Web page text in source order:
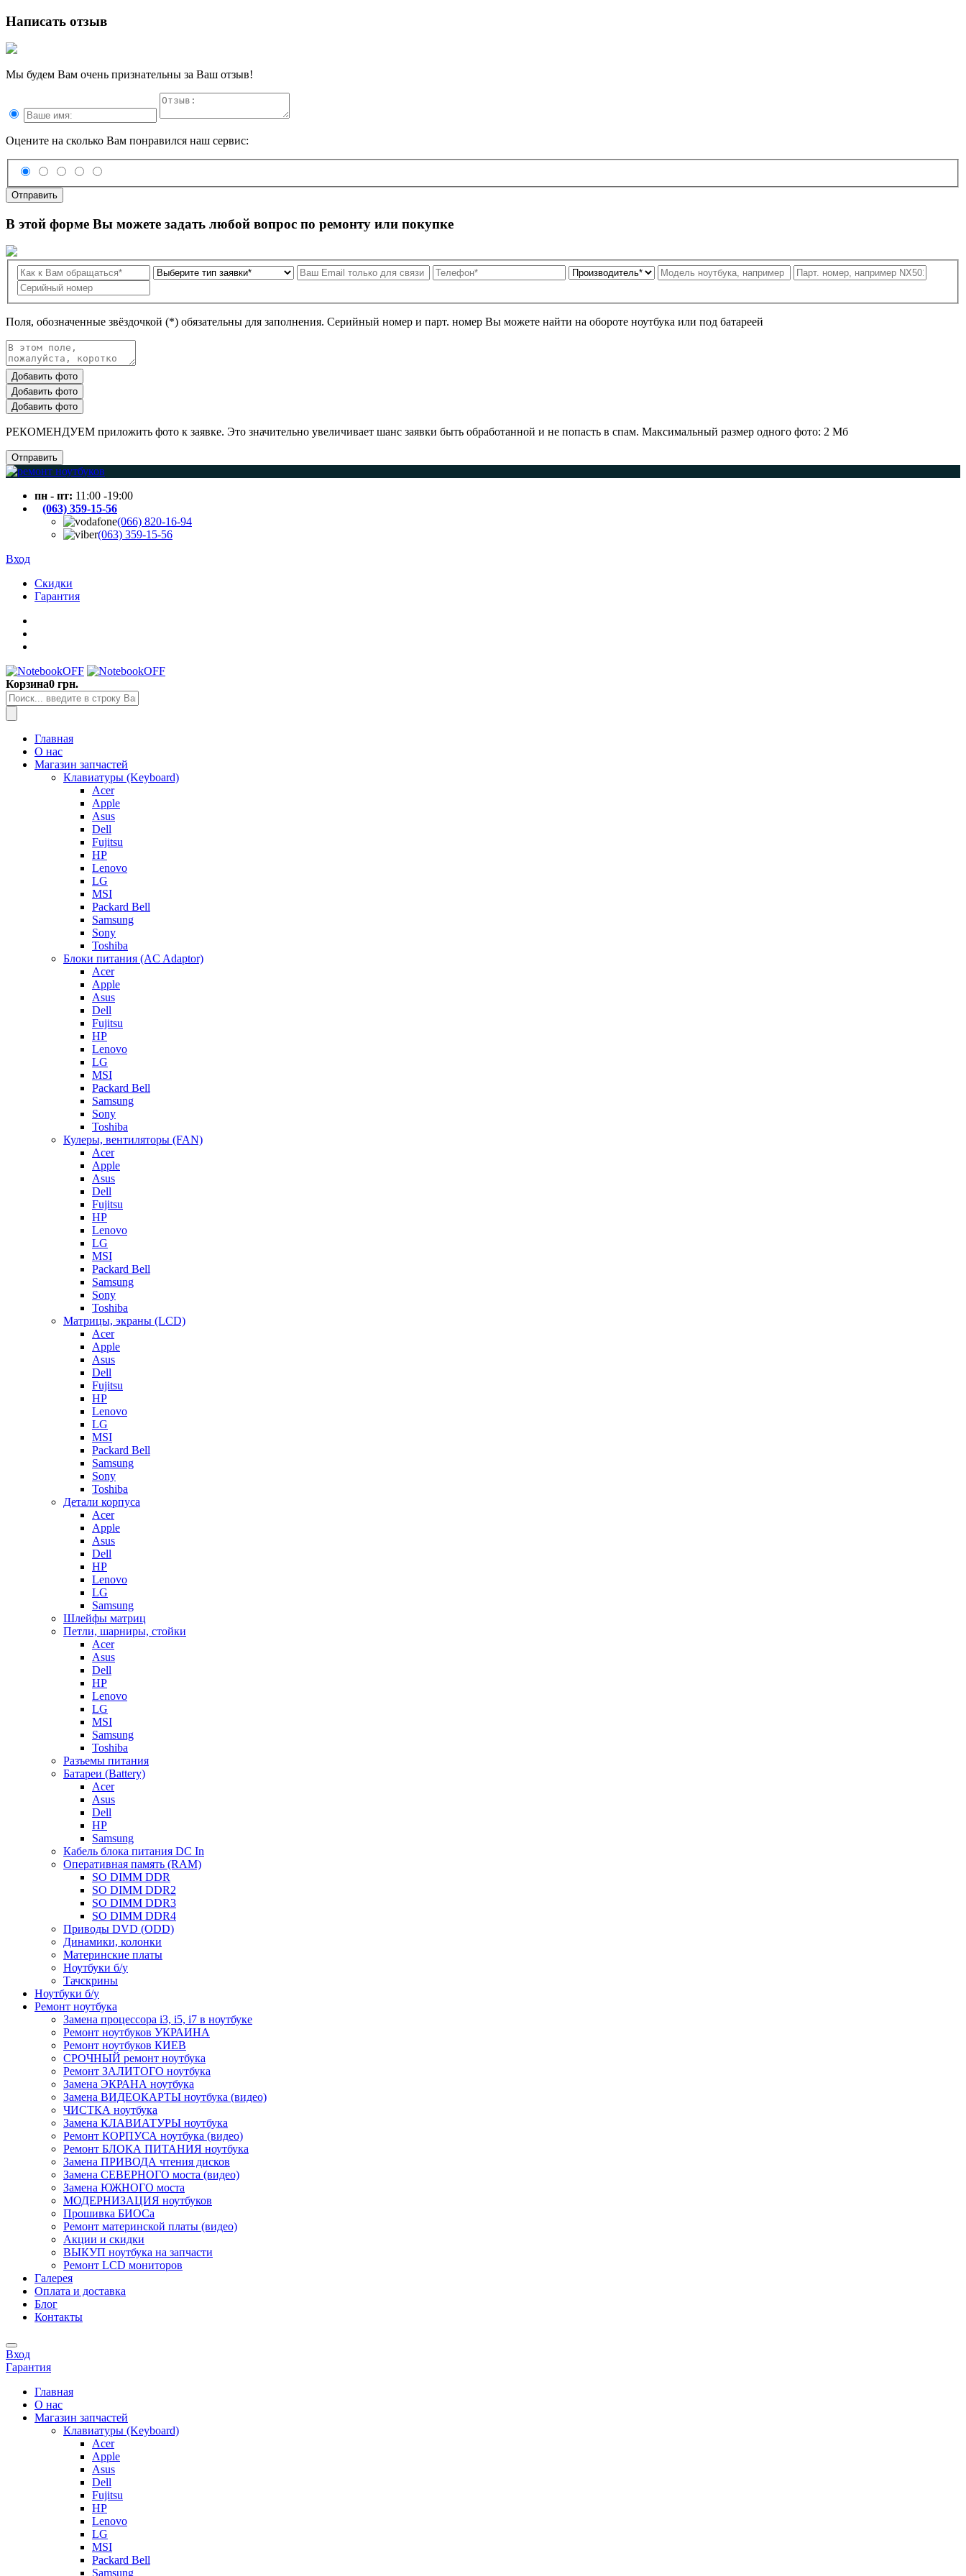
Написать отзыв
Мы будем Вам очень признательны за Ваш отзыв!
Оцените на сколько Вам понравился наш сервис:
Отправить
В этой форме Вы можете задать любой вопрос по ремонту или покупке
Поля, обозначенные звёздочкой (*) обязательны для заполнения. Серийный номер и парт. номер Вы можете найти на обороте ноутбука или под батареей
Добавить фото
Добавить фото
Добавить фото
РЕКОМЕНДУЕМ приложить фото к заявке. Это значительно увеличивает шанс заявки быть обработанной и не попасть в спам. Максимальный размер одного фото: 2 Мб
Отправить
пн - пт: 11:00 -19:00
(063) 359-15-56
(066) 820-16-94
(063) 359-15-56
Вход
Скидки
Гарантия
Корзина0 грн.
Главная
О нас
Магазин запчастей
Клавиатуры (Keyboard)
Acer
Apple
Asus
Dell
Fujitsu
HP
Lenovo
LG
MSI
Packard Bell
Samsung
Sony
Toshiba
Блоки питания (AC Adaptor)
Acer
Apple
Asus
Dell
Fujitsu
HP
Lenovo
LG
MSI
Packard Bell
Samsung
Sony
Toshiba
Кулеры, вентиляторы (FAN)
Acer
Apple
Asus
Dell
Fujitsu
HP
Lenovo
LG
MSI
Packard Bell
Samsung
Sony
Toshiba
Матрицы, экраны (LCD)
Acer
Apple
Asus
Dell
Fujitsu
HP
Lenovo
LG
MSI
Packard Bell
Samsung
Sony
Toshiba
Детали корпуса
Acer
Apple
Asus
Dell
HP
Lenovo
LG
Samsung
Шлейфы матриц
Петли, шарниры, стойки
Acer
Asus
Dell
HP
Lenovo
LG
MSI
Samsung
Toshiba
Разъемы питания
Батареи (Battery)
Acer
Asus
Dell
HP
Samsung
Кабель блока питания DC In
Оперативная память (RAM)
SO DIMM DDR
SO DIMM DDR2
SO DIMM DDR3
SO DIMM DDR4
Приводы DVD (ODD)
Динамики, колонки
Материнские платы
Ноутбуки б/у
Тачскрины
Ноутбуки б/у
Ремонт ноутбука
Замена процессора i3, i5, i7 в ноутбуке
Ремонт ноутбуков УКРАИНА
Ремонт ноутбуков КИЕВ
СРОЧНЫЙ ремонт ноутбука
Ремонт ЗАЛИТОГО ноутбука
Замена ЭКРАНА ноутбука
Замена ВИДЕОКАРТЫ ноутбука (видео)
ЧИСТКА ноутбука
Замена КЛАВИАТУРЫ ноутбука
Ремонт КОРПУСА ноутбука (видео)
Ремонт БЛОКА ПИТАНИЯ ноутбука
Замена ПРИВОДА чтения дисков
Замена СЕВЕРНОГО моста (видео)
Замена ЮЖНОГО моста
МОДЕРНИЗАЦИЯ ноутбуков
Прошивка БИОСа
Ремонт материнской платы (видео)
Акции и скидки
ВЫКУП ноутбука на запчасти
Ремонт LCD мониторов
Галерея
Оплата и доставка
Блог
Контакты
Вход
Гарантия
Главная
О нас
Магазин запчастей
Клавиатуры (Keyboard)
Acer
Apple
Asus
Dell
Fujitsu
HP
Lenovo
LG
MSI
Packard Bell
Samsung